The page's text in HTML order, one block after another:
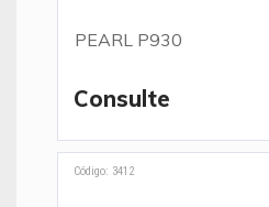
PEARL P930
Consulte
Código: 3412